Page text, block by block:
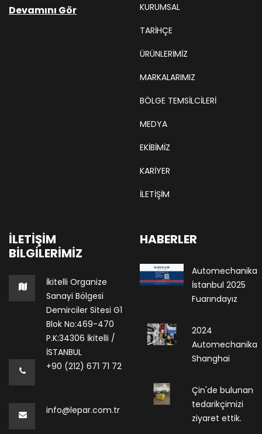
Devamını Gör
KURUMSAL
TARIHÇE
ÜRÜNLERİMİZ
MARKALARIMIZ
BÖLGE TEMSILCILERI
MEDYA
EKIBIMIZ
KARIYER
İLETİŞİM
İLETIŞIM
BILGILERIMIZ
İkitelli Organize
Sanayi Bölgesi
Demirciler Sitesi G1
Blok No:469-470
P.K:34306 İkitelli /
İSTANBUL
+90 (212) 671 71 72
info@lepar.com.tr
HABERLER
Automechanika
İstanbul 2025
Fuarındayız
2024
Automechanika
Shanghai
Çin'de bulunan
tedarikçimizi
ziyaret ettik.